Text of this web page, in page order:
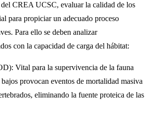
del CREA UCSC, evaluar la calidad de los
para propiciar un adecuado proceso
Para ello se deben analizar
con la capacidad de carga del hábitat:
Vital para la supervivencia de la fauna
provocan eventos de mortalidad masiva
eliminando la fuente proteica de las